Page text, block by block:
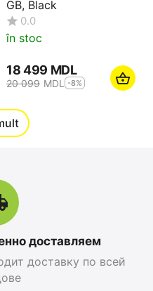
GB, Black
0.0
în stoc
18 499 MDL
20 099 MDL -8%
Apple iPhone 17 Pro
256 GB, Blue Deep
доставляем
доставку по всей